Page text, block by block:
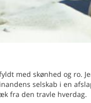
med skønhed og ro.
selskab i en
fra den travle hverdag.